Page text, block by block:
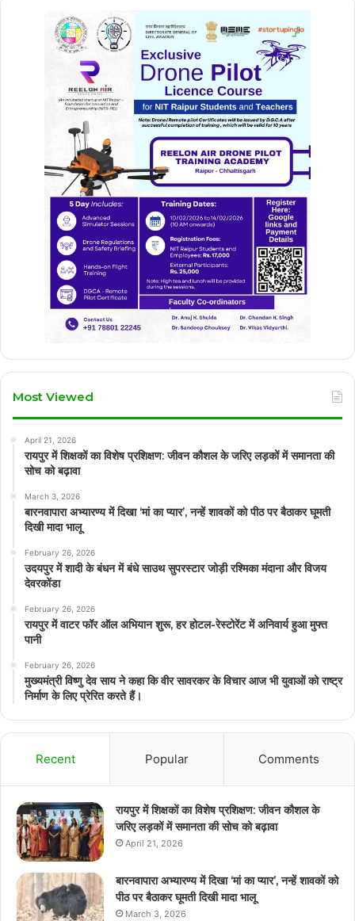
Most Viewed
April 21, 2026
रायपुर में शिक्षकों का विशेष प्रशिक्षण: जीवन कौशल के जरिए लड़कों में समानता की
सोच को बढ़ावा
March 3, 2026
बारनवापारा अभ्यारण्य में दिखा ‘मां का प्यार’, नन्हें शावकों को पीठ पर बैठाकर घूमती
दिखी मादा भालू
February 26, 2026
उदयपुर में शादी के बंधन में बंधे साउथ सुपरस्टार जोड़ी रश्मिका मंदाना और विजय
देवरकोंडा
February 26, 2026
रायपुर में वाटर फॉर ऑल अभियान शुरू, हर होटल-रेस्टोरेंट में अनिवार्य हुआ मुफ्त
पानी
February 26, 2026
मुख्यमंत्री विष्णु देव साय ने कहा कि वीर सावरकर के विचार आज भी युवाओं को राष्ट्र
निर्माण के लिए प्रेरित करते हैं।
Recent Popular Comments
रायपुर में शिक्षकों का विशेष प्रशिक्षण: जीवन कौशल के
जरिए लड़कों में समानता की सोच को बढ़ावा
April 21, 2026
बारनवापारा अभ्यारण्य में दिखा ‘मां का प्यार’, नन्हें शावकों को
पीठ पर बैठाकर घूमती दिखी मादा भालू
March 3, 2026